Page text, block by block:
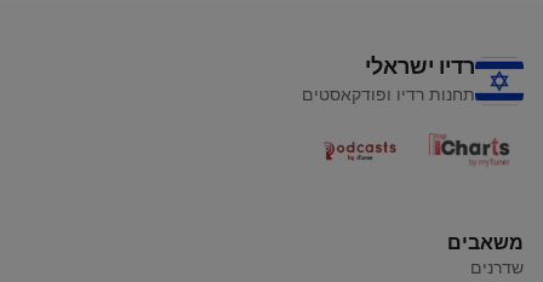
רדיו ישראלי
תחנות רדיו ופודקאסטים
משאבים
שדרנים